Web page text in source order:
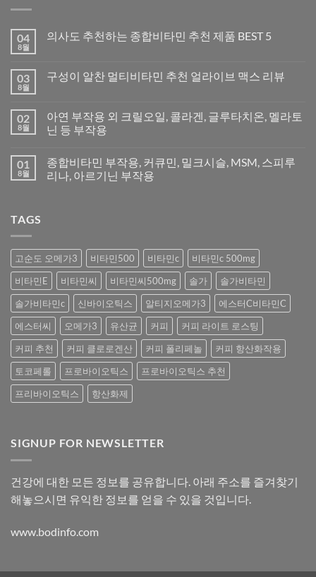
04
8월
의사도 추천하는 종합비타민 추천 제품 BEST 5
03
8월
구성이 알찬 멀티비타민 추천 얼라이브 맥스 리뷰
02
8월
아연 부작용 외 크릴오일, 콜라겐, 글루타치온, 멜라토
닌 등 부작용
01
8월
종합비타민 부작용, 커큐민, 밀크시슬, MSM, 스피루
리나, 아르기닌 부작용
TAGS
고순도 오메가3 비타민500 비타민c
비타민c 500mg
비타민E
비타민씨 비타민씨500mg 솔가
솔가비타민
솔가비타민c
신바이오틱스 알티지오메가3
에스터C비타민C
에스터씨
오메가3 유산균 커피
커피 라이트 로스팅
커피 추천
커피 클로로겐산 커피 폴리페놀
커피 항산화작용
토코페롤
프로바이오틱스
프로바이오틱스 추천
프리바이오틱스
항산화제
SIGNUP FOR NEWSLETTER
건강에 대한 모든 정보를 공유합니다. 아래 주소를 즐겨찾기
해놓으시면 유익한 정보를 얻을 수 있을 것입니다.
www.bodinfo.com